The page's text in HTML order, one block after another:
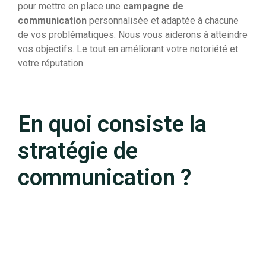
pour mettre en place une campagne de
communication personnalisée et adaptée à chacune
de vos problématiques. Nous vous aiderons à atteindre
vos objectifs. Le tout en améliorant votre notoriété et
votre réputation.
En quoi consiste la
stratégie de
communication ?